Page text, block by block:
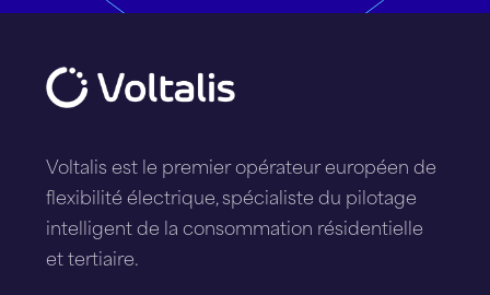
Voltalis est le premier opérateur européen de
flexibilité électrique, spécialiste du pilotage
intelligent de la consommation résidentielle
et tertiaire.